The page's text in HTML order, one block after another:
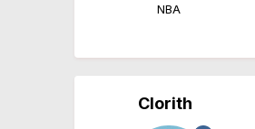
NBA
Clorith